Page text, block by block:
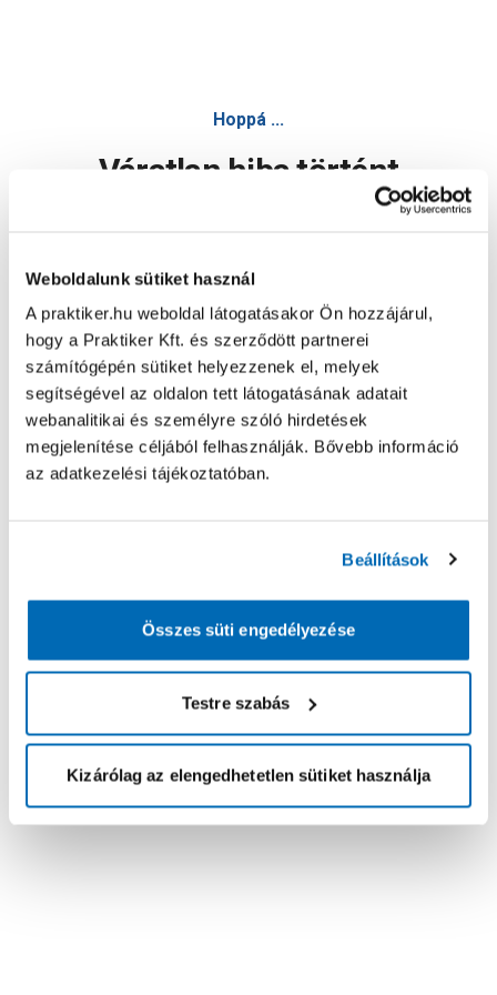
Weboldalunk sütiket használ
A praktiker.hu weboldal látogatásakor Ön hozzájárul,
hogy a Praktiker Kft. és szerződött partnerei
számítógépén sütiket helyezzenek el, melyek
segítségével az oldalon tett látogatásának adatait
webanalitikai és személyre szóló hirdetések
megjelenítése céljából felhasználják. Bővebb információ
az adatkezelési tájékoztatóban.
Beállítások
Összes süti engedélyezése
Testre szabás
Kizárólag az elengedhetetlen sütiket használja
Hoppá ...
Váratlan hiba történt
Oldal újratöltése